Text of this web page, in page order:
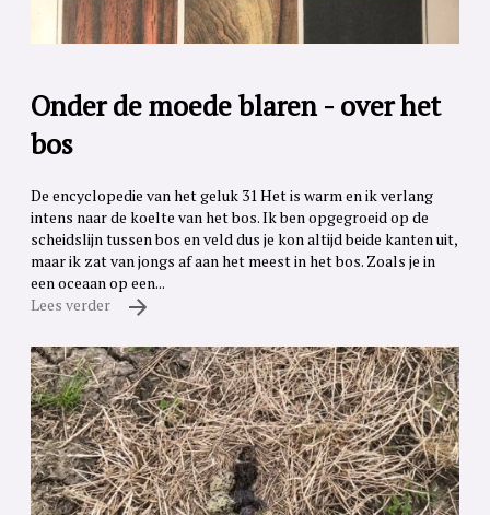
Onder de moede blaren - over het
bos
De encyclopedie van het geluk 31 Het is warm en ik verlang
intens naar de koelte van het bos. Ik ben opgegroeid op de
scheidslijn tussen bos en veld dus je kon altijd beide kanten uit,
maar ik zat van jongs af aan het meest in het bos. Zoals je in
een oceaan op een...
Lees verder